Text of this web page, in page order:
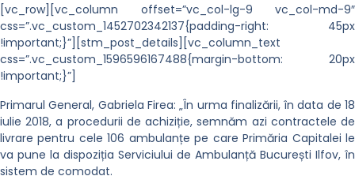
[vc_row][vc_column offset=”vc_col-lg-9 vc_col-md-9″
css=”.vc_custom_1452702342137{padding-right: 45px
!important;}”][stm_post_details][vc_column_text
css=”.vc_custom_1596596167488{margin-bottom: 20px
!important;}”]
Primarul General, Gabriela Firea: „În urma finalizării, în data de 18
iulie 2018, a procedurii de achiziție, semnăm azi contractele de
livrare pentru cele 106 ambulanțe pe care Primăria Capitalei le
va pune la dispoziția Serviciului de Ambulanță București Ilfov, în
sistem de comodat.